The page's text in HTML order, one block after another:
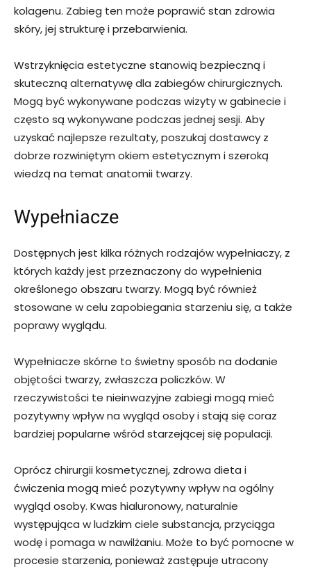
kolagenu. Zabieg ten może poprawić stan zdrowia
skóry, jej strukturę i przebarwienia.
Wstrzyknięcia estetyczne stanowią bezpieczną i
skuteczną alternatywę dla zabiegów chirurgicznych.
Mogą być wykonywane podczas wizyty w gabinecie i
często są wykonywane podczas jednej sesji. Aby
uzyskać najlepsze rezultaty, poszukaj dostawcy z
dobrze rozwiniętym okiem estetycznym i szeroką
wiedzą na temat anatomii twarzy.
Wypełniacze
Dostępnych jest kilka różnych rodzajów wypełniaczy, z
których każdy jest przeznaczony do wypełnienia
określonego obszaru twarzy. Mogą być również
stosowane w celu zapobiegania starzeniu się, a także
poprawy wyglądu.
Wypełniacze skórne to świetny sposób na dodanie
objętości twarzy, zwłaszcza policzków. W
rzeczywistości te nieinwazyjne zabiegi mogą mieć
pozytywny wpływ na wygląd osoby i stają się coraz
bardziej popularne wśród starzejącej się populacji.
Oprócz chirurgii kosmetycznej, zdrowa dieta i
ćwiczenia mogą mieć pozytywny wpływ na ogólny
wygląd osoby. Kwas hialuronowy, naturalnie
występująca w ludzkim ciele substancja, przyciąga
wodę i pomaga w nawilżaniu. Może to być pomocne w
procesie starzenia, ponieważ zastępuje utracony